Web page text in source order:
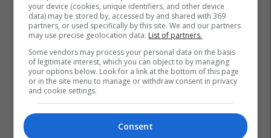
your device (cookies, unique identifiers, and other device
data) may be stored by, accessed by and shared with 369
partners, or used specifically by this site. We and our partners
may use precise geolocation data. List of partners.
Some vendors may process your personal data on the basis
of legitimate interest, which you can object to by managing
your options below. Look for a link at the bottom of this page
or in the site menu to manage or withdraw consent in privacy
and cookie settings.
Consent